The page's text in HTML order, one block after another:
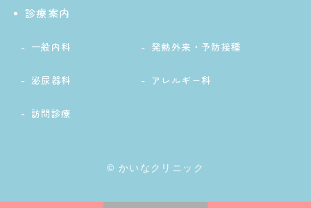
診療案内
一般内科 発熱外来・予防接種
泌尿器科 アレルギー科
訪問診療
© かいなクリニック